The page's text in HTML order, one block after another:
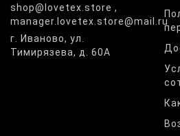
shop@lovetex.store ,
manager.lovetex.store@mail.ru
г. Иваново, ул.
Тимирязева, д. 60А